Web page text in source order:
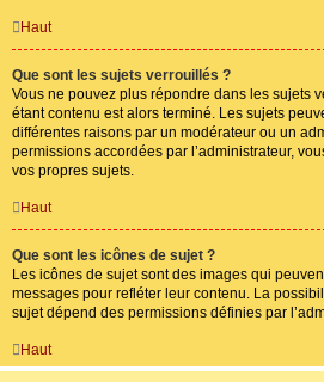
Haut
Que sont les sujets verrouillés ?
Vous ne pouvez plus répondre dans les sujets
étant contenu est alors terminé. Les sujets
différentes raisons par un modérateur ou un
permissions accordées par l’administrateur,
vos propres sujets.
Haut
Que sont les icônes de sujet ?
Les icônes de sujet sont des images qui
messages pour refléter leur contenu. La
sujet dépend des permissions définies par
Haut